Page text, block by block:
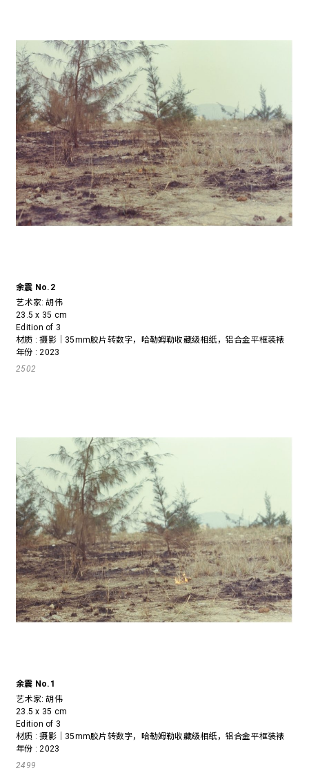
余震 No.2
艺术家:胡伟
23.5 x 35 cm
Edition of 3
材质 : 摄影｜35mm胶片转数字，哈勒姆勒收藏级相纸，铝合金平框装裱
年份 : 2023
2502
余震 No.1
艺术家:胡伟
23.5 x 35 cm
Edition of 3
材质 : 摄影｜35mm胶片转数字，哈勒姆勒收藏级相纸，铝合金平框装裱
年份 : 2023
2499